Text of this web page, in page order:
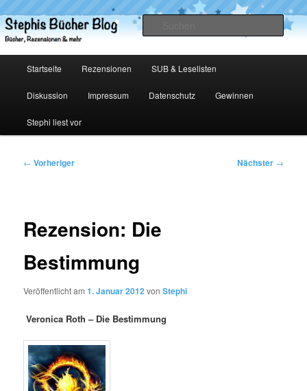
primären
Inhalt
Stephis Bücher Blog
Startseite Rezensionen SUB & Leselisten
Diskussion Impressum Datenschutz Gewinnen
Stephi liest vor
Beitragsnavigation
← Vorheriger Nächster →
Rezension: Die
Bestimmung
Veröffentlicht am1. Januar 2012vonStephi
Veronica Roth – Die Bestimmung